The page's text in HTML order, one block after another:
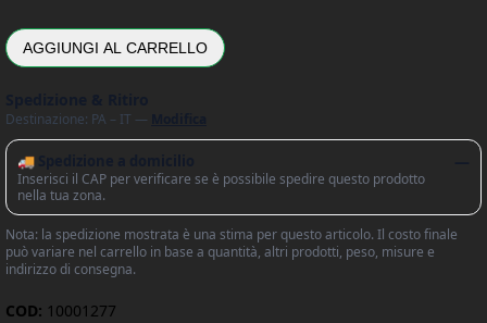
AGGIUNGI AL CARRELLO
Destinazione: PA – IT —
🚚 Spedizione a domicilio
Inserisci il CAP per verificare se è possibile spedire questo prodotto
nella tua zona.
Nota: la spedizione mostrata è una stima per questo articolo. Il costo finale
può variare nel carrello in base a quantità, altri prodotti, peso, misure e
indirizzo di consegna.
COD: 10001277